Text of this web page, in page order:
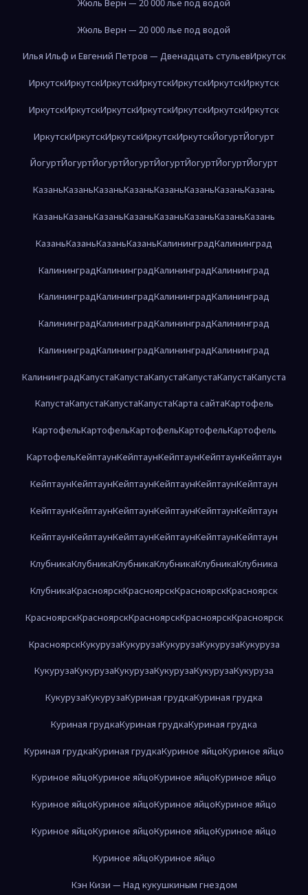
Жюль Верн — 20 000 лье под водой
Илья Ильф и Евгений Петров — Двенадцать стульевИркутск
ИркутскИркутскИркутскИркутскИркутскИркутскИркутск
ИркутскИркутскИркутскИркутскИркутскИркутскИркутск
ИркутскИркутскИркутскИркутскИркутскЙогуртЙогурт
ЙогуртЙогуртЙогуртЙогуртЙогуртЙогуртЙогуртЙогурт
КазаньКазаньКазаньКазаньКазаньКазаньКазаньКазань
КазаньКазаньКазаньКазаньКазаньКазаньКазаньКазань
КазаньКазаньКазаньКазаньКалининградКалининград
КалининградКалининградКалининградКалининград
КалининградКалининградКалининградКалининград
КалининградКалининградКалининградКалининград
КалининградКалининградКалининградКалининград
КалининградКапустаКапустаКапустаКапустаКапустаКапуста
КапустаКапустаКапустаКапустаКарта сайтаКартофель
КартофельКартофельКартофельКартофельКартофель
КартофельКейптаунКейптаунКейптаунКейптаунКейптаун
КейптаунКейптаунКейптаунКейптаунКейптаунКейптаун
КейптаунКейптаунКейптаунКейптаунКейптаунКейптаун
КейптаунКейптаунКейптаунКейптаунКейптаунКейптаун
КлубникаКлубникаКлубникаКлубникаКлубникаКлубника
КлубникаКрасноярскКрасноярскКрасноярскКрасноярск
КрасноярскКрасноярскКрасноярскКрасноярскКрасноярск
КрасноярскКукурузаКукурузаКукурузаКукурузаКукуруза
КукурузаКукурузаКукурузаКукурузаКукурузаКукуруза
КукурузаКукурузаКуриная грудкаКуриная грудка
Куриная грудкаКуриная грудкаКуриная грудка
Куриная грудкаКуриная грудкаКуриное яйцоКуриное яйцо
Куриное яйцоКуриное яйцоКуриное яйцоКуриное яйцо
Куриное яйцоКуриное яйцоКуриное яйцоКуриное яйцо
Куриное яйцоКуриное яйцоКуриное яйцоКуриное яйцо
Куриное яйцоКуриное яйцо
Кэн Кизи — Над кукушкиным гнездом